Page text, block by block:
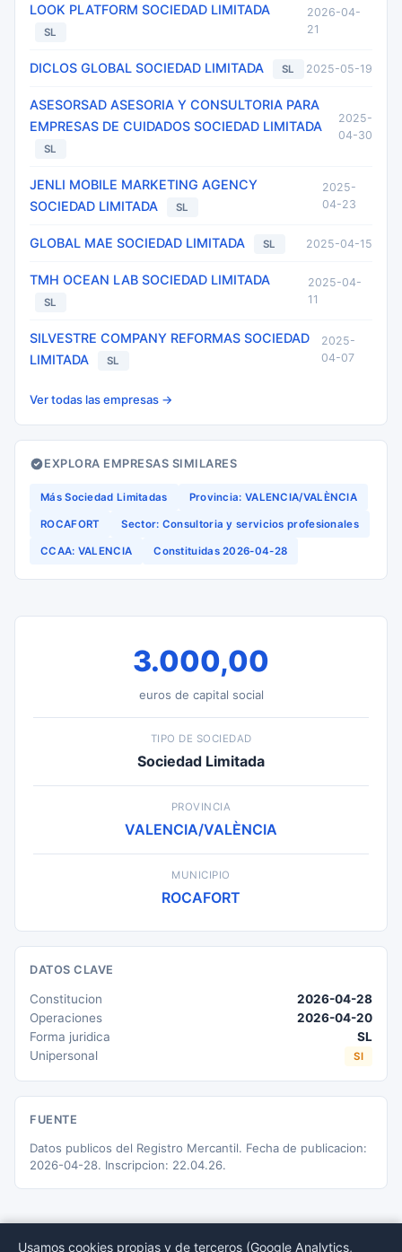
LOOK PLATFORM SOCIEDAD LIMITADA
SL
2026-04-
21
DICLOS GLOBAL SOCIEDAD LIMITADA SL 2025-05-19
ASESORSAD ASESORIA Y CONSULTORIA PARA
EMPRESAS DE CUIDADOS SOCIEDAD LIMITADA
SL
2025-
04-30
JENLI MOBILE MARKETING AGENCY
SOCIEDAD LIMITADA
SL
2025-
04-23
GLOBAL MAE SOCIEDAD LIMITADA SL 2025-04-15
TMH OCEAN LAB SOCIEDAD LIMITADA
SL
2025-04-
11
SILVESTRE COMPANY REFORMAS SOCIEDAD
LIMITADA
SL
2025-
04-07
Ver todas las empresas →
EXPLORA EMPRESAS SIMILARES
Más Sociedad Limitadas Provincia: VALENCIA/VALÈNCIA
ROCAFORT Sector: Consultoria y servicios profesionales
CCAA: VALENCIA Constituidas 2026-04-28
3.000,00
euros de capital social
TIPO DE SOCIEDAD
Sociedad Limitada
PROVINCIA
VALENCIA/VALÈNCIA
MUNICIPIO
ROCAFORT
DATOS CLAVE
Constitucion
2026-04-28
Operaciones
2026-04-20
Forma juridica
SL
Unipersonal
SI
FUENTE
Datos publicos del Registro Mercantil. Fecha de publicacion:
2026-04-28. Inscripcion: 22.04.26.
Usamos cookies propias y de terceros (Google Analytics,